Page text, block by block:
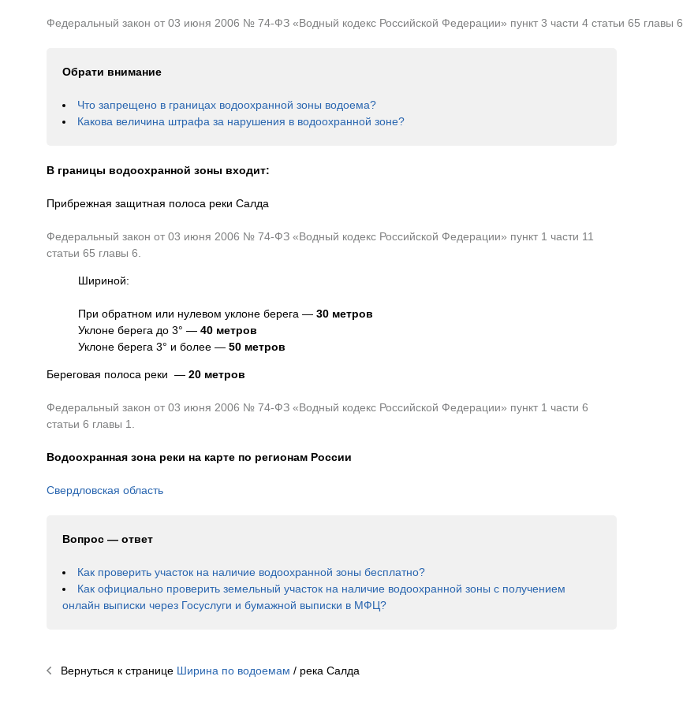
Федеральный закон от 03 июня 2006 № 74-ФЗ «Водный кодекс Российской Федерации» пункт 3 части 4 статьи 65 главы 6.
Обрати внимание
Что запрещено в границах водоохранной зоны водоема?
Какова величина штрафа за нарушения в водоохранной зоне?
В границы водоохранной зоны входит:
Прибрежная защитная полоса реки Салда
Федеральный закон от 03 июня 2006 № 74-ФЗ «Водный кодекс Российской Федерации» пункт 1 части 11
статьи 65 главы 6.
Шириной:
При обратном или нулевом уклоне берега — 30 метров
Уклоне берега до 3° — 40 метров
Уклоне берега 3° и более — 50 метров
Береговая полоса реки — 20 метров
Федеральный закон от 03 июня 2006 № 74-ФЗ «Водный кодекс Российской Федерации» пункт 1 части 6
статьи 6 главы 1.
Водоохранная зона реки на карте по регионам России
Свердловская область
Вопрос — ответ
Как проверить участок на наличие водоохранной зоны бесплатно?
Как официально проверить земельный участок на наличие водоохранной зоны с получением
онлайн выписки через Госуслуги и бумажной выписки в МФЦ?
Вернуться к странице Ширина по водоемам / река Салда